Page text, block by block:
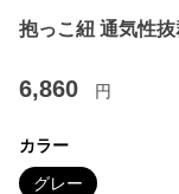
抱っこ紐 通気性
6,860 円
カラー
グレー